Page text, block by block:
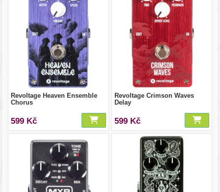
Revoltage Heaven Ensemble
Chorus
599 Kč
Revoltage Crimson Waves
Delay
599 Kč